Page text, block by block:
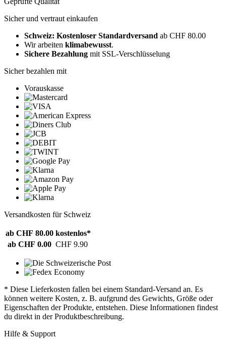
Sicher und vertraut einkaufen
Schweiz: Kostenloser Standardversand ab CHF 80.00
Wir arbeiten klimabewusst.
Sichere Bezahlung mit SSL-Verschlüsselung
Sicher bezahlen mit
Vorauskasse
Versandkosten für Schweiz
ab CHF 80.00 kostenlos*
ab CHF 0.00 CHF 9.90
* Diese Lieferkosten fallen bei einem Standard-Versand an. Es
können weitere Kosten, z. B. aufgrund des Gewichts, Größe oder
Eigenschaften der Produkte, entstehen. Diese Informationen findest
du direkt in der Produktbeschreibung.
Hilfe & Support